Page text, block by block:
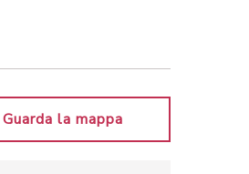
Guarda la mappa